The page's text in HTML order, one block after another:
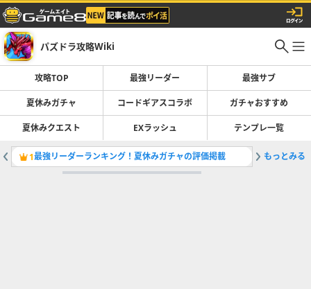
パズドラ攻略Wiki
攻略TOP 最強リーダー 最強サブ
夏休みガチャ コードギアスコラボ ガチャおすすめ
夏休みクエスト EXラッシュ テンプレ一覧
1最強リーダーランキング！夏休みガチャの評価掲載 2夏休み
もっとみる